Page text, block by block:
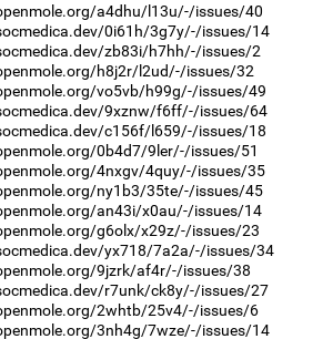
a4dhu/l13u/-/issues/40
0i61h/3g7y/-/issues/14
zb83i/h7hh/-/issues/2
h8j2r/l2ud/-/issues/32
vo5vb/h99g/-/issues/49
9xznw/f6ff/-/issues/64
c156f/l659/-/issues/18
0b4d7/9ler/-/issues/51
4nxgv/4quy/-/issues/35
ny1b3/35te/-/issues/45
an43i/x0au/-/issues/14
g6olx/x29z/-/issues/23
yx718/7a2a/-/issues/34
9jzrk/af4r/-/issues/38
r7unk/ck8y/-/issues/27
2whtb/25v4/-/issues/6
3nh4g/7wze/-/issues/14